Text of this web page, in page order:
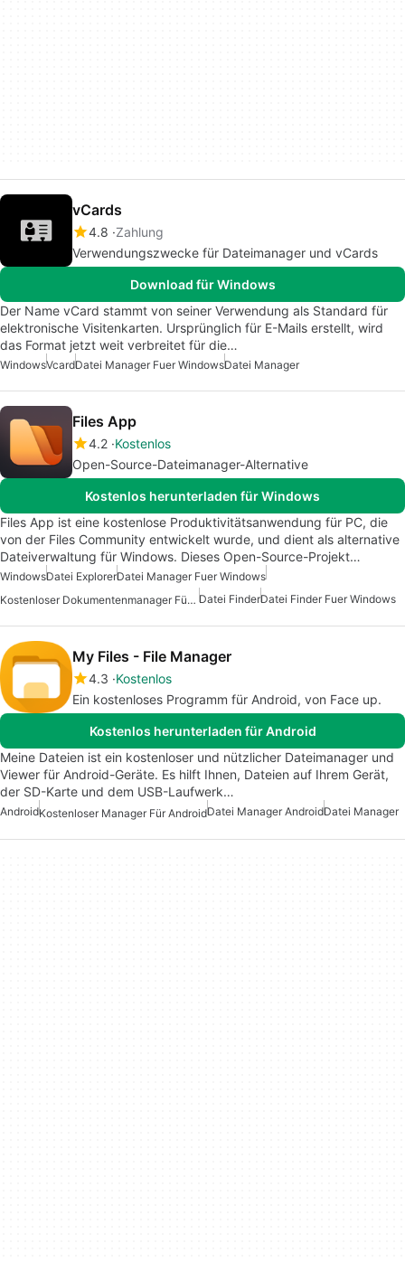
vCards
4.8 Zahlung
Verwendungszwecke für Dateimanager und vCards
Download für Windows
Der Name vCard stammt von seiner Verwendung als Standard für
elektronische Visitenkarten. Ursprünglich für E-Mails erstellt, wird
das Format jetzt weit verbreitet für die…
WindowsVcardDatei Manager Fuer WindowsDatei Manager
Files App
4.2 Kostenlos
Open-Source-Dateimanager-Alternative
Kostenlos herunterladen für Windows
Files App ist eine kostenlose Produktivitätsanwendung für PC, die
von der Files Community entwickelt wurde, und dient als alternative
Dateiverwaltung für Windows. Dieses Open-Source-Projekt…
WindowsDatei ExplorerDatei Manager Fuer Windows
Kostenloser Dokumentenmanager Für Windows Datei FinderDatei Finder Fuer Windows
My Files - File Manager
4.3 Kostenlos
Ein kostenloses Programm für Android, von Face up.
Kostenlos herunterladen für Android
Meine Dateien ist ein kostenloser und nützlicher Dateimanager und
Viewer für Android-Geräte. Es hilft Ihnen, Dateien auf Ihrem Gerät,
der SD-Karte und dem USB-Laufwerk…
AndroidKostenloser Manager Für AndroidDatei Manager AndroidDatei Manager